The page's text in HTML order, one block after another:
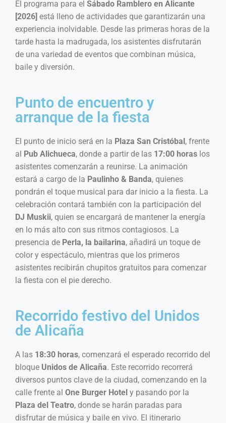
El programa para el Sábado Ramblero en Alicante
[2026] está lleno de actividades que garantizarán una
experiencia inolvidable. Desde las primeras horas de la
tarde hasta la madrugada, los asistentes disfrutarán
de una variedad de eventos que combinan música,
baile y diversión.
Punto de encuentro y
arranque de la fiesta
El punto de inicio será en la Plaza San Cristóbal, frente
al Pub Alichueca, donde a partir de las 17:00 horas los
asistentes comenzarán a reunirse. La animación
estará a cargo de la Paulinho & Banda, quienes
pondrán el toque musical para dar inicio a la fiesta. La
celebración contará también con la participación del
DJ Muskii, quien se encargará de mantener la energía
en lo más alto con sus ritmos contagiosos. La
presencia de Perla, la bailarina, añadirá un toque de
color y espectáculo, mientras que los primeros
asistentes recibirán chupitos gratuitos para comenzar
la fiesta con el pie derecho.
Recorrido festivo del Unidos
de Alicaña
A las 18:30 horas, comenzará el esperado recorrido del
bloque Unidos de Alicaña. Este recorrido recorrerá
diversos puntos clave de la ciudad, comenzando en la
calle frente al One Burger Hotel y pasando por la
Plaza del Teatro, donde se harán paradas para
disfrutar de música y baile en vivo. El itinerario